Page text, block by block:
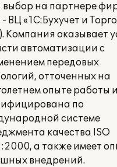
выбор на партнере
- ВЦ «1С:Бухучет и
Компания оказывает
автоматизации с
передовых
отточенных на
опыте работы и
по
системе
качества ISO
а также имеет
внедрений.